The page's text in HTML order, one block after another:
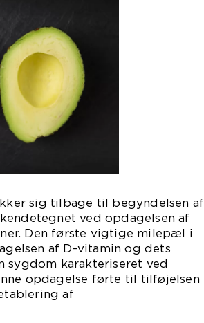
sig tilbage til begyndelsen af
ved opdagelsen af
Den første vigtige milepæl i
af D-vitamin og dets
sygdom karakteriseret ved
opdagelse førte til tilføjelsen
af